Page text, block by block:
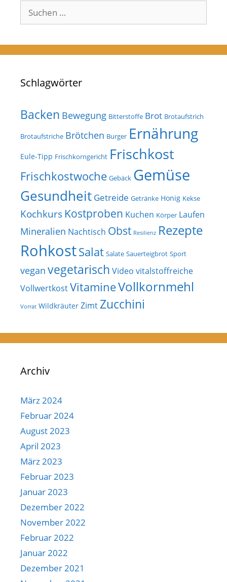
Suchen
nach:
Schlagwörter
Backen Bewegung Bitterstoffe Brot Brotaufstrich
Brotaufstriche Brötchen Burger Ernährung
Eule-Tipp Frischkorngericht Frischkost
Frischkostwoche Gebäck Gemüse
Gesundheit Getreide Getränke Honig Kekse
Kochkurs Kostproben Kuchen Körper Laufen
Mineralien Nachtisch Obst Resilienz Rezepte
RohkostSalat Salate Sauerteigbrot Sport
vegan vegetarisch Video vitalstoffreiche
VollwertkostVitamineVollkornmehl
Vorrat Wildkräuter Zimt Zucchini
Archiv
März 2024
Februar 2024
August 2023
April 2023
März 2023
Februar 2023
Januar 2023
Dezember 2022
November 2022
Februar 2022
Januar 2022
Dezember 2021